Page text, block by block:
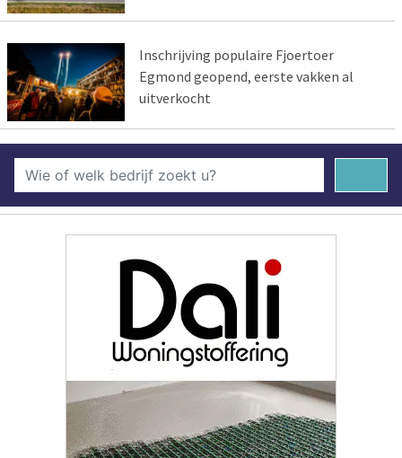
Inschrijving populaire Fjoertoer
Egmond geopend, eerste vakken al
uitverkocht